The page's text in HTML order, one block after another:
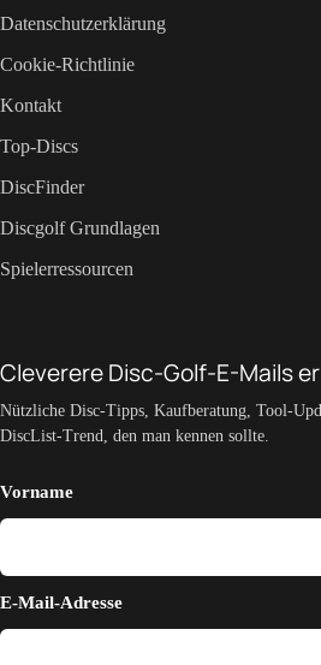
Datenschutzerklärung
Cookie-Richtlinie
Kontakt
Top-Discs
DiscFinder
Discgolf Grundlagen
Spielerressourcen
Cleverere Disc-Golf-E-Mails
Nützliche Disc-Tipps, Kaufberatung, Tool-
DiscList-Trend, den man kennen sollte.
Vorname
E-Mail-Adresse